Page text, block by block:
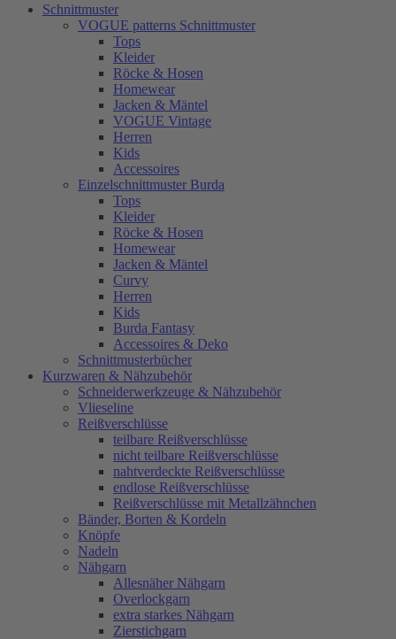
Schnittmuster
VOGUE patterns Schnittmuster
Tops
Kleider
Röcke & Hosen
Homewear
Jacken & Mäntel
VOGUE Vintage
Herren
Kids
Accessoires
Einzelschnittmuster Burda
Tops
Kleider
Röcke & Hosen
Homewear
Jacken & Mäntel
Curvy
Herren
Kids
Burda Fantasy
Accessoires & Deko
Schnittmusterbücher
Kurzwaren & Nähzubehör
Schneiderwerkzeuge & Nähzubehör
Vlieseline
Reißverschlüsse
teilbare Reißverschlüsse
nicht teilbare Reißverschlüsse
nahtverdeckte Reißverschlüsse
endlose Reißverschlüsse
Reißverschlüsse mit Metallzähnchen
Bänder, Borten & Kordeln
Knöpfe
Nadeln
Nähgarn
Allesnäher Nähgarn
Overlockgarn
extra starkes Nähgarn
Zierstichgarn